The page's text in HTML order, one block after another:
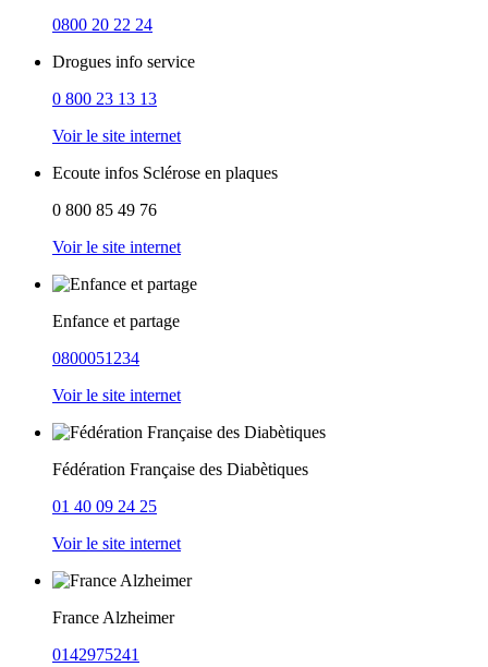
0800 20 22 24
Drogues info service
0 800 23 13 13
Voir le site internet
Ecoute infos Sclérose en plaques
0 800 85 49 76
Voir le site internet
Enfance et partage
0800051234
Voir le site internet
Fédération Française des Diabètiques
01 40 09 24 25
Voir le site internet
France Alzheimer
0142975241